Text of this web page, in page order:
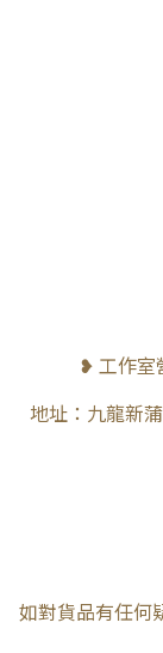
❥ 工作室
地址：九龍新
如對貨品有任何